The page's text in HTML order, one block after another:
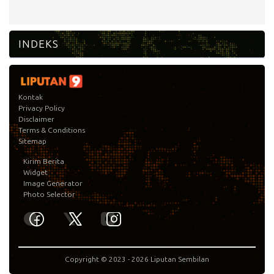
Kontak
Privacy Policy
Disclaimer
Terms & Conditions
Sitemap
Kirim Berita
Widget
Image Generator
Photo Selector
Copyright © 2023 - 2026 Liputan Sembilan